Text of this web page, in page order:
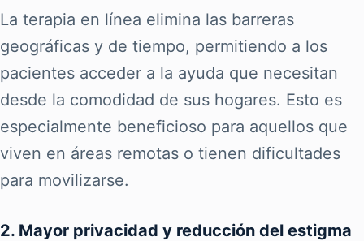
La terapia en línea elimina las barreras
geográficas y de tiempo, permitiendo a los
pacientes acceder a la ayuda que necesitan
desde la comodidad de sus hogares. Esto es
especialmente beneficioso para aquellos que
viven en áreas remotas o tienen dificultades
para movilizarse.
2. Mayor privacidad y reducción del estigma